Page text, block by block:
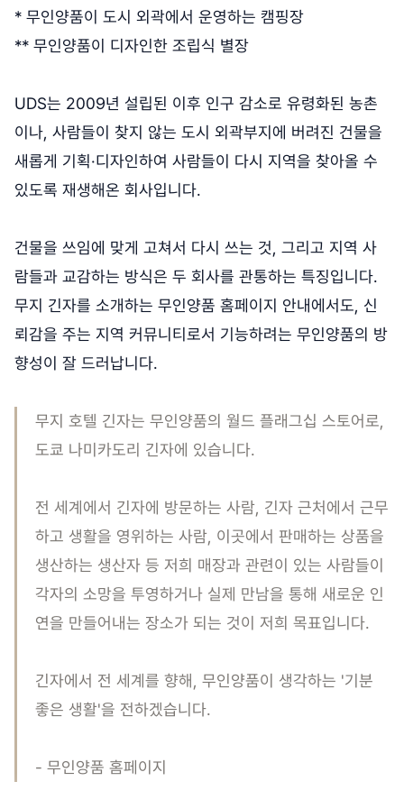
* 무인양품이 도시 외곽에서 운영하는 캠핑장
** 무인양품이 디자인한 조립식 별장
UDS는 2009년 설립된 이후 인구 감소로 유령화된 농촌
이나, 사람들이 찾지 않는 도시 외곽부지에 버려진 건물을
새롭게 기획·디자인하여 사람들이 다시 지역을 찾아올 수
있도록 재생해온 회사입니다.
건물을 쓰임에 맞게 고쳐서 다시 쓰는 것, 그리고 지역 사
람들과 교감하는 방식은 두 회사를 관통하는 특징입니다.
무지 긴자를 소개하는 무인양품 홈페이지 안내에서도, 신
뢰감을 주는 지역 커뮤니티로서 기능하려는 무인양품의 방
향성이 잘 드러납니다.
무지 호텔 긴자는 무인양품의 월드 플래그십 스토어로,
도쿄 나미카도리 긴자에 있습니다.
전 세계에서 긴자에 방문하는 사람, 긴자 근처에서 근무
하고 생활을 영위하는 사람, 이곳에서 판매하는 상품을
생산하는 생산자 등 저희 매장과 관련이 있는 사람들이
각자의 소망을 투영하거나 실제 만남을 통해 새로운 인
연을 만들어내는 장소가 되는 것이 저희 목표입니다.
긴자에서 전 세계를 향해, 무인양품이 생각하는 '기분
좋은 생활'을 전하겠습니다.
- 무인양품 홈페이지